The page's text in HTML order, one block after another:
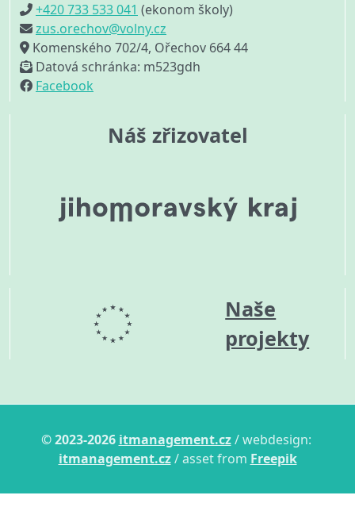
+420 733 533 041 (ekonom školy)
zus.orechov@volny.cz
Komenského 702/4, Ořechov 664 44
Datová schránka: m523gdh
Facebook
Náš zřizovatel
Naše
projekty
© 2023-2026 itmanagement.cz / webdesign:
itmanagement.cz / asset from Freepik